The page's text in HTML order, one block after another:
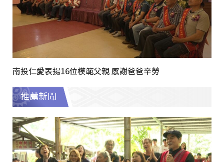
南投仁愛表揚16位模範父親 感謝爸爸辛勞
推薦新聞